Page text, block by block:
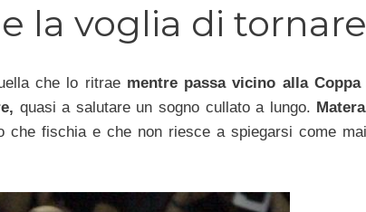
la voglia di tornare
che lo ritrae mentre passa vicino alla Coppa
quasi a salutare un sogno cullato a lungo.
che fischia e che non riesce a spiegarsi come